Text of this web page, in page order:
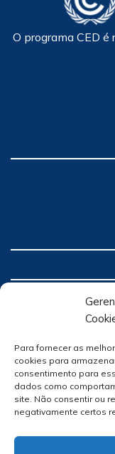
Para fornecer as
cookies para
consentimento para
dados como
site. Não consentir ou
negativamente certos
O programa CED